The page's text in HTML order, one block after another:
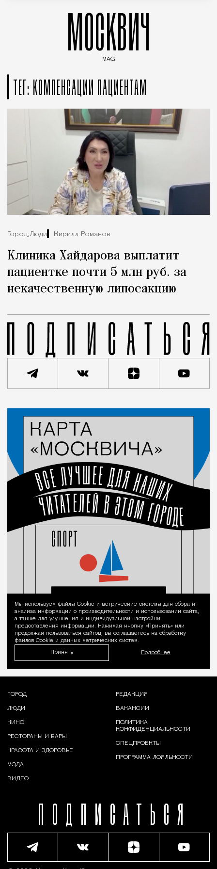
МОСКВИЧ
MAG
ТЕГ: КОМПЕНСАЦИИ ПАЦИЕНТАМ
Город,Люди Кирилл Романов
Клиника Хайдарова выплатит
пациентке почти 5 млн руб. за
некачественную липосакцию
Уведомление
Мы используем файлы Сookie и метрические системы для сбора и
анализа информации о производительности и использовании сайта,
а также для улучшения и индивидуальной настройки
предоставления информации. Нажимая кнопку «Принять» или
продолжая пользоваться сайтом, вы соглашаетесь на обработку
файлов Cookie и данных метрических систем.
Принять Подробнее
ПОДПИСАТЬСЯ
ГОРОД
ЛЮДИ
КИНО
РЕСТОРАНЫ И БАРЫ
КРАСОТА И ЗДОРОВЬЕ
МОДА
ВИДЕО
РЕДАКЦИЯ
ВАКАНСИИ
ПОЛИТИКА
КОНФИДЕНЦИАЛЬНОСТИ
СПЕЦПРОЕКТЫ
ПРОГРАММА ЛОЯЛЬНОСТИ